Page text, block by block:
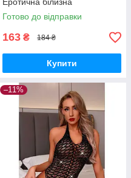
Еротична білизна
Готово до відправки
163 ₴ 184 ₴
Купити
–11%